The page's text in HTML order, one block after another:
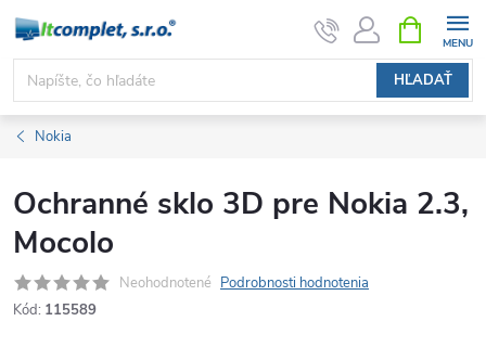
Prejsť
obsah
HĽADAŤ
KOŠÍK
Nokia
Ochranné sklo 3D pre Nokia 2.3,
Mocolo
Neohodnotené Podrobnosti hodnotenia
Kód: 115589